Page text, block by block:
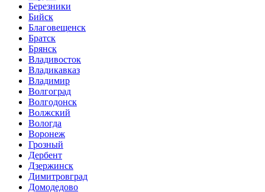
Березники
Бийск
Благовещенск
Братск
Брянск
Владивосток
Владикавказ
Владимир
Волгоград
Волгодонск
Волжский
Вологда
Воронеж
Грозный
Дербент
Дзержинск
Димитровград
Домодедово